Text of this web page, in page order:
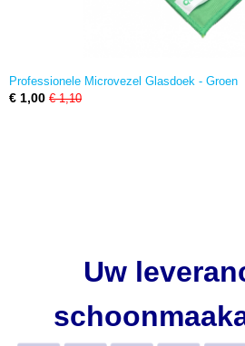
Professionele Microvezel Glasdoek - Groen
€ 1,00 € 1,10
Uw